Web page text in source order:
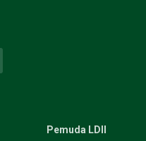
Pemuda LDII